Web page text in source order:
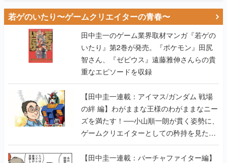
若ゲのいたり〜ゲームクリエイターの青春〜
田中圭一のゲーム業界取材マンガ『若ゲの
いたり』第2巻が発売。『ポケモン』田尻
智さん、『ゼビウス』遠藤雅伸さんらの貴
重なエピソードを収録
【田中圭一連載：アイマス/ガンダム 戦場
の絆 編】わがままな王様のわがままなニー
ズを満たす！──小山順一朗が貫く姿勢に、
ゲームクリエイターとしての矜持を見た
【若ゲのいたり最終回】
【田中圭一連載：バーチャファイター編】